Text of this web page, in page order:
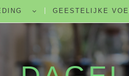
GEESTELIJKE